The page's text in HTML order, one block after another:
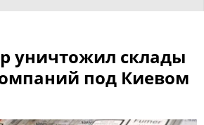
уничтожил склады
под Киевом